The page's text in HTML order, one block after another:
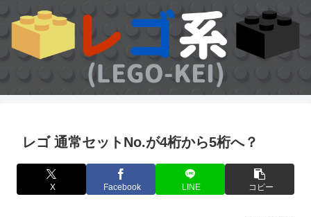
レゴ 通常セットNo.が4桁から5桁へ？
X Facebook LINE コピー